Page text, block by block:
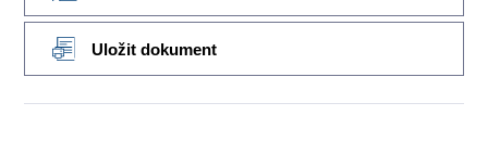
Uložit dokument